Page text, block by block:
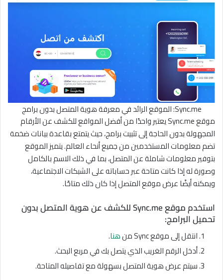
Sync.me: الموقع الرائد في معرفة هوية المتصل بدون برامج
موقع Sync.me يعتبر واحدًا من أفضل المواقع للكشف عن الأرقام
المجهولة بدون الحاجة إلى تثبيت برامج، حيث يتمتع بقاعدة بيانات ضخمة
تضم معلومات المستخدمين من جميع أنحاء العالم. يتميز الموقع
بتوفير معلومات شاملة عن المتصل، بما في ذلك الاسم بالكامل
وصورة له إذا كانت متاحة عبر حساباته على الشبكات الاجتماعية،
ويمكنه أيضًا عرض موقع المتصل إذا كان ذلك متاحًا.
استخدم موقع Sync.me للكشف عن هوية المتصل بدون
تحميل البرامج:
انتقل إلى موقع Sync من هنا.
أدخل الرقم الغريب الذي يتصل بك في مربع البحث.
سيتم عرض هوية المتصل بسهولة مع تفاصيله المتاحة.